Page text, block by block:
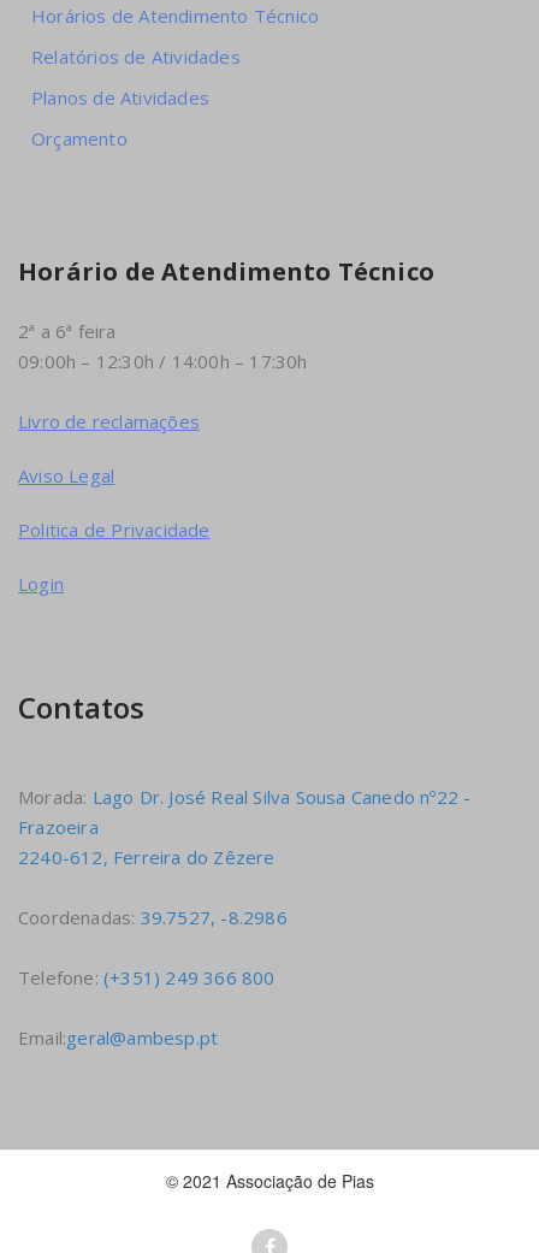
Horários de Atendimento Técnico
Relatórios de Atividades
Planos de Atividades
Orçamento
Horário de Atendimento Técnico
2ª a 6ª feira
09:00h – 12:30h / 14:00h – 17:30h
Livro de reclamações
Aviso Legal
Politica de Privacidade
Login
Contatos
Morada: Lago Dr. José Real Silva Sousa Canedo nº22 -
Frazoeira
2240-612, Ferreira do Zêzere
Coordenadas: 39.7527, -8.2986
Telefone: (+351) 249 366 800
Email:geral@ambesp.pt
© 2021 Associação de Pias